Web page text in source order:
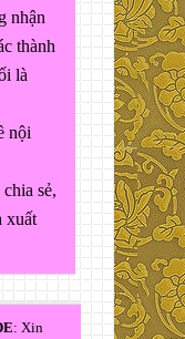
nhận
thành
là
nội
sẻ,
xuất
: Xin